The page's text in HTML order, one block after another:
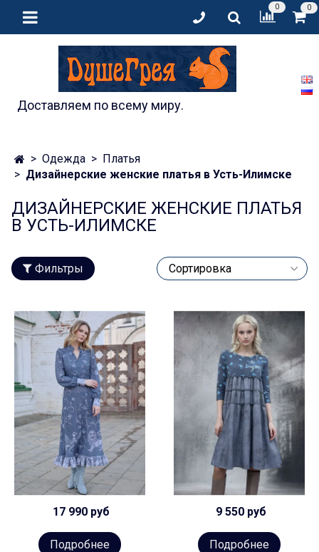
0 0
Доставляем по всему миру.
Одежда
Платья
Дизайнерские женские платья в Усть-Илимске
ДИЗАЙНЕРСКИЕ ЖЕНСКИЕ ПЛАТЬЯ
В УСТЬ-ИЛИМСКЕ
Фильтры
17 990 руб
Подробнее
9 550 руб
Подробнее